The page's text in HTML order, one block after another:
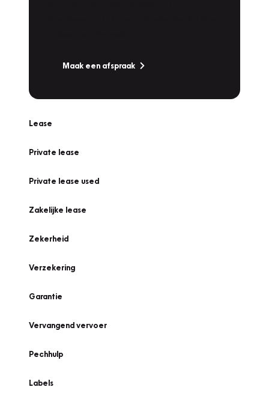
Maak een afspraak
Lease
Private lease
Private lease used
Zakelijke lease
Zekerheid
Verzekering
Garantie
Vervangend vervoer
Pechhulp
Labels